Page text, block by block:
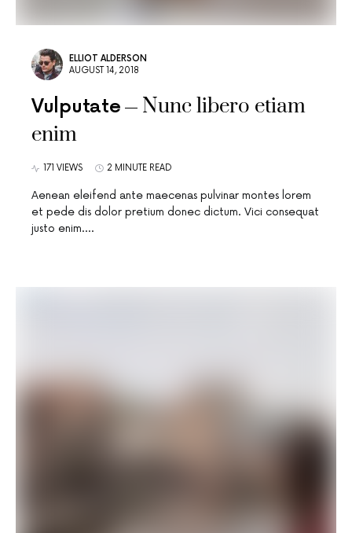
ELLIOT ALDERSON
AUGUST 14, 2018
Vulputate
Nunc libero etiam
enim
171 VIEWS 2 MINUTE READ
Aenean eleifend ante maecenas pulvinar montes lorem
et pede dis dolor pretium donec dictum. Vici consequat
justo enim.…